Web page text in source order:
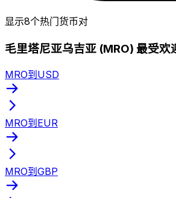
显示8个热门货币对
毛里塔尼亚乌吉亚 (MRO) 最受欢
MRO到USD
MRO到EUR
MRO到GBP